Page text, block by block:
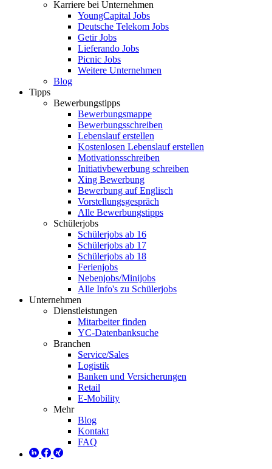
Karriere bei Unternehmen
YoungCapital Jobs
Deutsche Telekom Jobs
Getir Jobs
Lieferando Jobs
Picnic Jobs
Weitere Unternehmen
Blog
Tipps
Bewerbungstipps
Bewerbungsmappe
Bewerbungsschreiben
Lebenslauf erstellen
Kostenlosen Lebenslauf erstellen
Motivationsschreiben
Initiativbewerbung schreiben
Xing Bewerbung
Bewerbung auf Englisch
Vorstellungsgespräch
Alle Bewerbungstipps
Schülerjobs
Schülerjobs ab 16
Schülerjobs ab 17
Schülerjobs ab 18
Ferienjobs
Nebenjobs/Minijobs
Alle Info's zu Schülerjobs
Unternehmen
Dienstleistungen
Mitarbeiter finden
YC-Datenbanksuche
Branchen
Service/Sales
Logistik
Banken und Versicherungen
Retail
E-Mobility
Mehr
Blog
Kontakt
FAQ